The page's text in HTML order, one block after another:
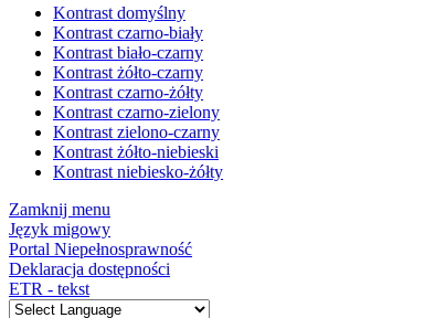
Kontrast domyślny
Kontrast czarno-biały
Kontrast biało-czarny
Kontrast żółto-czarny
Kontrast czarno-żółty
Kontrast czarno-zielony
Kontrast zielono-czarny
Kontrast żółto-niebieski
Kontrast niebiesko-żółty
Zamknij menu
Język migowy
Portal Niepełnosprawność
Deklaracja dostępności
ETR - tekst